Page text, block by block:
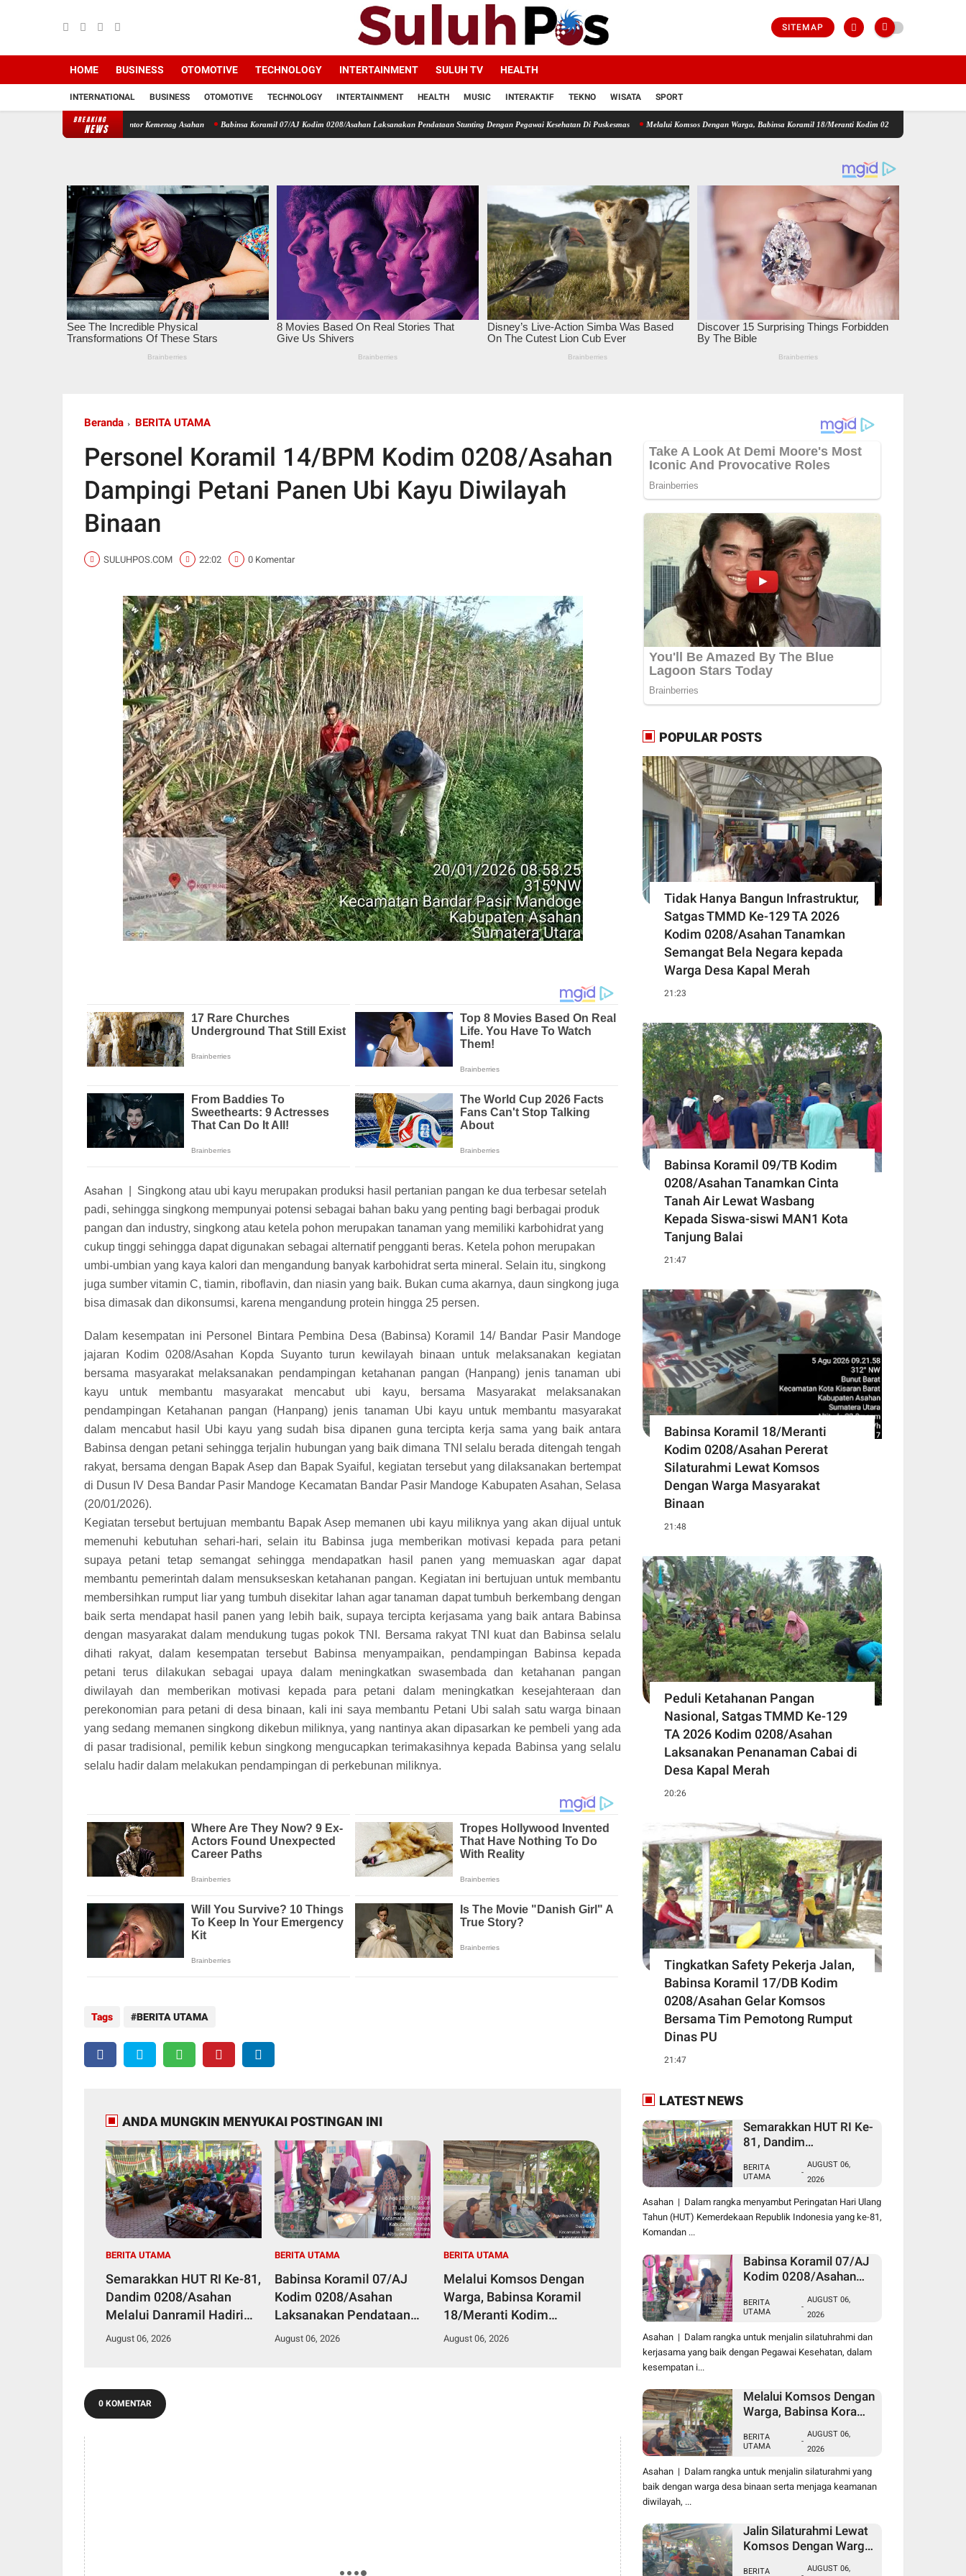
SITEMAP
HOME BUSINESS OTOMOTIVE TECHNOLOGY INTERTAINMENT SULUH TV HEALTH
INTERNATIONAL BUSINESS OTOMOTIVE TECHNOLOGY INTERTAINMENT HEALTH MUSIC INTERAKTIF TEKNO WISATA SPORT
BREAKING
NEWS
Donor Darah di Kantor Kemenag Asahan Babinsa Koramil 07/AJ Kodim 0208/Asahan Laksanakan Pendataan Stunting Dengan Pegawai Kesehatan Di Puskesmas Melalui Komsos Dengan Warga, Babinsa Koramil 18/Meranti Kodim 0208/Asahan Himbau Jaga ebersihan
Beranda BERITA UTAMA
Personel Koramil 14/BPM Kodim 0208/Asahan
Dampingi Petani Panen Ubi Kayu Diwilayah
Binaan
SULUHPOS.COM 22:02 0 Komentar
Asahan
Singkong atau ubi kayu merupakan produksi hasil pertanian pangan ke dua terbesar setelah
padi, sehingga singkong mempunyai potensi sebagai bahan baku yang penting bagi berbagai produk
pangan dan industry, singkong atau ketela pohon merupakan tanaman yang memiliki karbohidrat yang
cukup tinggi sehingga dapat digunakan sebagai alternatif pengganti beras. Ketela pohon merupakan
umbi-umbian yang kaya kalori dan mengandung banyak karbohidrat serta mineral. Selain itu, singkong
juga sumber vitamin C, tiamin, riboflavin, dan niasin yang baik. Bukan cuma akarnya, daun singkong juga
bisa dimasak dan dikonsumsi, karena mengandung protein hingga 25 persen.
Dalam kesempatan ini Personel Bintara Pembina Desa (Babinsa) Koramil 14/ Bandar Pasir Mandoge
jajaran Kodim 0208/Asahan Kopda Suyanto turun kewilayah binaan untuk melaksanakan kegiatan
bersama masyarakat melaksanakan pendampingan ketahanan pangan (Hanpang) jenis tanaman ubi
kayu untuk membantu masyarakat mencabut ubi kayu, bersama Masyarakat melaksanakan
pendampingan Ketahanan pangan (Hanpang) jenis tanaman Ubi kayu untuk membantu masyarakat
dalam mencabut hasil Ubi kayu yang sudah bisa dipanen guna tercipta kerja sama yang baik antara
Babinsa dengan petani sehingga terjalin hubungan yang baik dimana TNI selalu berada ditengah tengah
rakyat, bersama dengan Bapak Asep dan Bapak Syaiful, kegiatan tersebut yang dilaksanakan bertempat
di Dusun IV Desa Bandar Pasir Mandoge Kecamatan Bandar Pasir Mandoge Kabupaten Asahan, Selasa
(20/01/2026).
Kegiatan tersebut bertujuan membantu Bapak Asep memanen ubi kayu miliknya yang akan dijual untuk
memenuhi kebutuhan sehari-hari, selain itu Babinsa juga memberikan motivasi kepada para petani
supaya petani tetap semangat sehingga mendapatkan hasil panen yang memuaskan agar dapat
membantu pemerintah dalam mensukseskan ketahanan pangan. Kegiatan ini bertujuan untuk membantu
membersihkan rumput liar yang tumbuh disekitar lahan agar tanaman dapat tumbuh berkembang dengan
baik serta mendapat hasil panen yang lebih baik, supaya tercipta kerjasama yang baik antara Babinsa
dengan masyarakat dalam mendukung tugas pokok TNI. Bersama rakyat TNI kuat dan Babinsa selalu
dihati rakyat, dalam kesempatan tersebut Babinsa menyampaikan, pendampingan Babinsa kepada
petani terus dilakukan sebagai upaya dalam meningkatkan swasembada dan ketahanan pangan
diwilayah dan memberikan motivasi kepada para petani dalam meningkatkan kesejahteraan dan
perekonomian para petani di desa binaan, kali ini saya membantu Petani Ubi salah satu warga binaan
yang sedang memanen singkong dikebun miliknya, yang nantinya akan dipasarkan ke pembeli yang ada
di pasar tradisional, pemilik kebun singkong mengucapkan terimakasihnya kepada Babinsa yang selalu
selalu hadir dalam melakukan pendampingan di perkebunan miliknya.
Tags BERITA UTAMA
ANDA MUNGKIN MENYUKAI POSTINGAN INI
BERITA UTAMA
Semarakkan HUT RI Ke-81,
Dandim 0208/Asahan
Melalui Danramil Hadiri
Aksi Donor Darah di Kantor
August 06, 2026
BERITA UTAMA
Babinsa Koramil 07/AJ
Kodim 0208/Asahan
Laksanakan Pendataan
Stunting Dengan Pegawai
August 06, 2026
BERITA UTAMA
Melalui Komsos Dengan
Warga, Babinsa Koramil
18/Meranti Kodim
0208/Asahan Himbau
August 06, 2026
0 KOMENTAR
POPULAR POSTS
Tidak Hanya Bangun Infrastruktur,
Satgas TMMD Ke-129 TA 2026
Kodim 0208/Asahan Tanamkan
Semangat Bela Negara kepada
Warga Desa Kapal Merah
21:23
Babinsa Koramil 09/TB Kodim
0208/Asahan Tanamkan Cinta
Tanah Air Lewat Wasbang
Kepada Siswa-siswi MAN1 Kota
Tanjung Balai
21:47
Babinsa Koramil 18/Meranti
Kodim 0208/Asahan Pererat
Silaturahmi Lewat Komsos
Dengan Warga Masyarakat
Binaan
21:48
Peduli Ketahanan Pangan
Nasional, Satgas TMMD Ke-129
TA 2026 Kodim 0208/Asahan
Laksanakan Penanaman Cabai di
Desa Kapal Merah
20:26
Tingkatkan Safety Pekerja Jalan,
Babinsa Koramil 17/DB Kodim
0208/Asahan Gelar Komsos
Bersama Tim Pemotong Rumput
Dinas PU
21:47
LATEST NEWS
Semarakkan HUT RI Ke-
81, Dandim
Danramil Hadiri Aksi
Donor Darah di Kantor
Kemenag Asahan
BERITA
UTAMA
-
AUGUST 06,
2026
Asahan | Dalam rangka menyambut Peringatan Hari Ulang
Tahun (HUT) Kemerdekaan Republik Indonesia yang ke-81,
Komandan ...
Babinsa Koramil 07/AJ
Kodim 0208/Asahan
Stunting Dengan
Pegawai Kesehatan Di
Puskesmas
BERITA
UTAMA
-
AUGUST 06,
2026
Asahan | Dalam rangka untuk menjalin silatuhrahmi dan
kerjasama yang baik dengan Pegawai Kesehatan, dalam
kesempatan i...
Melalui Komsos Dengan
Warga, Babinsa Koramil
0208/Asahan Himbau
Jaga ebersihan Dan
Kamtibmas
BERITA
UTAMA
-
AUGUST 06,
2026
Asahan | Dalam rangka untuk menjalin silaturahmi yang
baik dengan warga desa binaan serta menjaga keamanan
diwilayah, ...
Jalin Silaturahmi Lewat
Komsos Dengan Warga
BERITA
AUGUST 06,